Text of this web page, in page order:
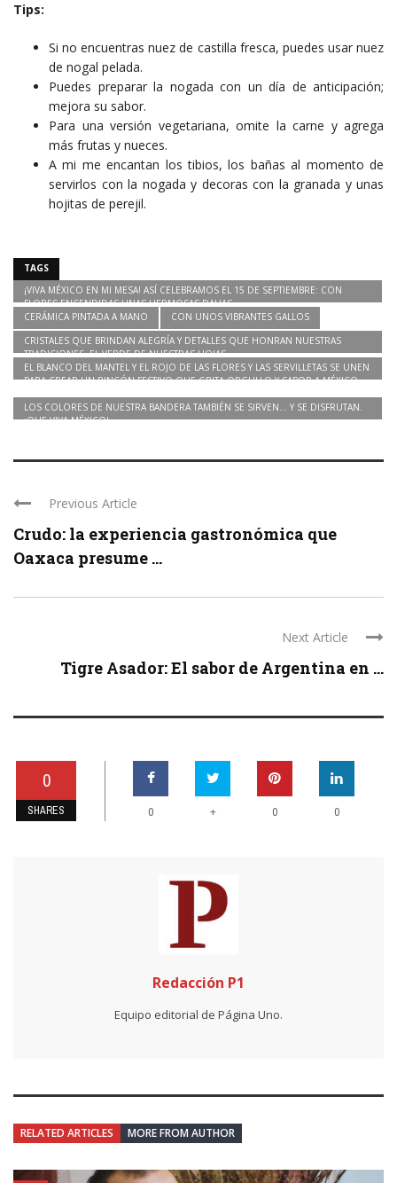
Tips:
Si no encuentras nuez de castilla fresca, puedes usar nuez
de nogal pelada.
Puedes preparar la nogada con un día de anticipación;
mejora su sabor.
Para una versión vegetariana, omite la carne y agrega
más frutas y nueces.
A mi me encantan los tibios, los bañas al momento de
servirlos con la nogada y decoras con la granada y unas
hojitas de perejil.
TAGS
¡VIVA MÉXICO EN MI MESA! ASÍ CELEBRAMOS EL 15 DE SEPTIEMBRE: CON
FLORES ENCENDIDAS UNAS HERMOSAS DALIAS
CERÁMICA PINTADA A MANO
CON UNOS VIBRANTES GALLOS
CRISTALES QUE BRINDAN ALEGRÍA Y DETALLES QUE HONRAN NUESTRAS
TRADICIONES. EL VERDE DE NUESTRAS HOJAS
EL BLANCO DEL MANTEL Y EL ROJO DE LAS FLORES Y LAS SERVILLETAS SE UNEN
PARA CREAR UN RINCÓN FESTIVO QUE GRITA ORGULLO Y SABOR A MÉXICO.
LOS COLORES DE NUESTRA BANDERA TAMBIÉN SE SIRVEN… Y SE DISFRUTAN.
¡QUE VIVA MÉXICO!
Previous Article
Crudo: la experiencia gastronómica que
Oaxaca presume ...
Next Article
Tigre Asador: El sabor de Argentina en ...
0
SHARES 0 + 0 0
Redacción P1
Equipo editorial de Página Uno.
RELATED ARTICLES MORE FROM AUTHOR